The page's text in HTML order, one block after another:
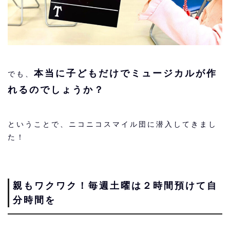
でも、 本当に子どもだけでミュージカルが作
れるのでしょうか？
ということで、ニコニコスマイル団に潜入してきまし
た！
親もワクワク！毎週土曜は ２時間預けて自
分時間を